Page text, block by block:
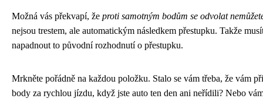
Možná vás překvapí, že proti samotným bodům se odvolat
nejsou trestem, ale automatickým následkem přestupku. Takže
napadnout to původní rozhodnutí o přestupku.
Mrkněte pořádně na každou položku. Stalo se vám třeba, že vám
body za rychlou jízdu, když jste auto ten den ani neřídili? Nebo